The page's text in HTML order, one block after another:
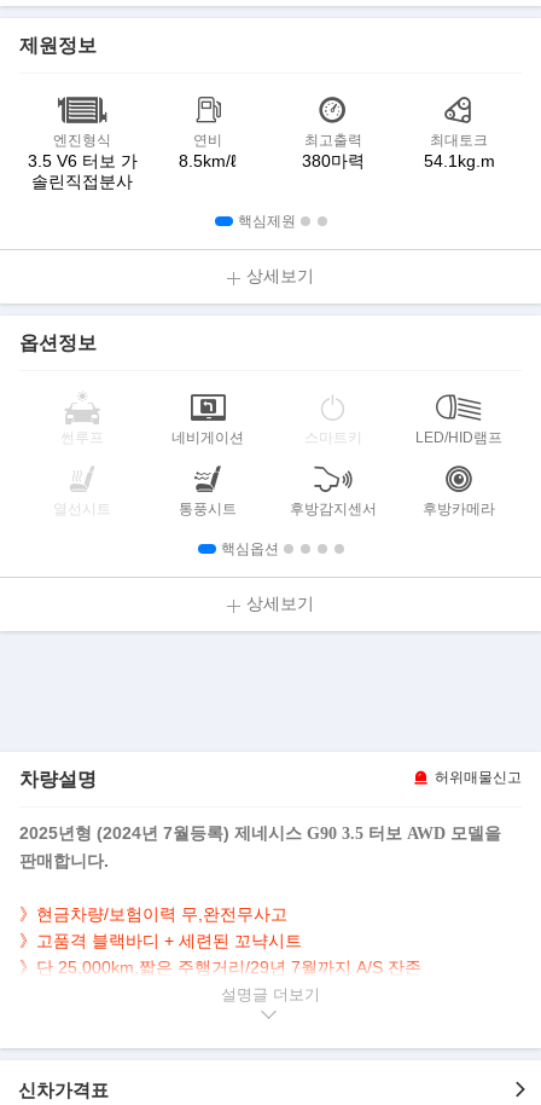
제원정보
엔진형식
3.5 V6 터보 가
솔린직접분사
연비
8.5km/ℓ
최고출력
380마력
최대토크
54.1kg.m
핵심제원
상세보기
옵션정보
썬루프 네비게이션 스마트키 LED/HID램프
열선시트 통풍시트 후방감지센서 후방카메라
핵심옵션
상세보기
차량설명 허위매물신고
2025년형 (2024년 7월등록) 제네시스 G90 3.5 터보 AWD 모델을
판매합니다.
》현금차량/보험이력 무,완전무사고
》고품격 블랙바디 + 세련된 꼬냑시트
》 단 25,000km,짧은 주행거리/29년 7월까지 A/S 잔존
》AWD 시스템+380마력 6기통 터보 플래그십 대형 세단
- 완전무사고
설명글
신차가격표